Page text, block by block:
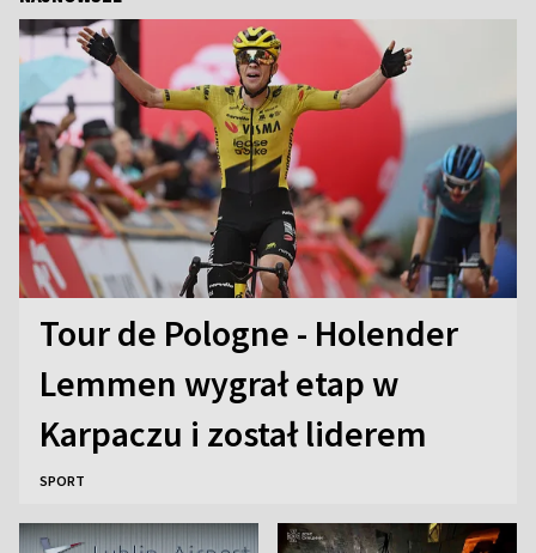
Tour de Pologne - Holender
Lemmen wygrał etap w
Karpaczu i został liderem
SPORT